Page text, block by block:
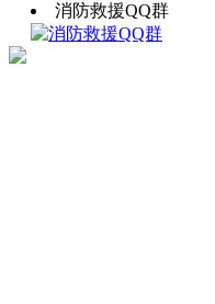
消防救援QQ群